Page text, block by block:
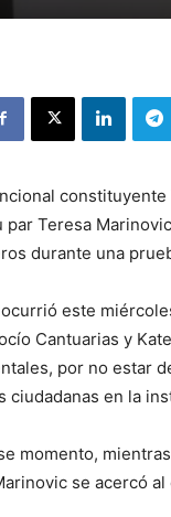
par Teresa
durante una
este
Cantuarias y
por no estar
ciudadanas en la
momento,
se acercó